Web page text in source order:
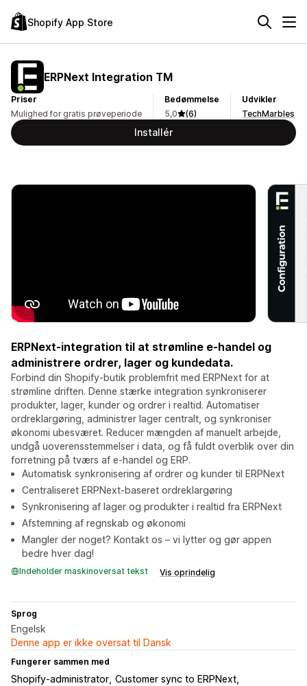
Shopify App Store
ERPNext Integration TM
Priser
Mulighed for gratis prøveperiode
Bedømmelse
5,0
(6)
Udvikler
TechMarbles
Installér
ERPNext-integration til at strømline e-handel og
administrere ordrer, lager og kundedata.
Forbind din Shopify-butik problemfrit med ERPNext for at
strømline driften. Denne stærke integration synkroniserer
produkter, lager, kunder og ordrer i realtid. Automatiser
ordreklargøring, administrer lager centralt, og synkroniser
økonomi ubesværet. Reducer mængden af manuelt arbejde,
undgå uoverensstemmelser i data, og få fuldt overblik over din
forretning på tværs af e-handel og ERP.
Automatisk synkronisering af ordrer og kunder til ERPNext
Centraliseret ERPNext-baseret ordreklargøring
Synkronisering af lager og produkter i realtid fra ERPNext
Afstemning af regnskab og økonomi
Mangler der noget? Kontakt os – vi lytter og gør appen
bedre hver dag!
Indeholder maskinoversat tekst Vis oprindelig
Sprog
Engelsk
Denne app er ikke oversat til Dansk
Fungerer sammen med
Shopify-administrator Customer sync to ERPNext